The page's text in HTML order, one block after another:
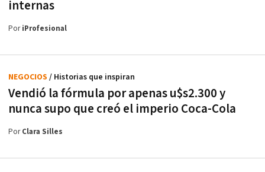
internas
PoriProfesional
Vendió la fórmula por apenas u$s2.300 y
nunca supo que creó el imperio Coca-Cola
NEGOCIOS / Historias que inspiran
PorClara Silles